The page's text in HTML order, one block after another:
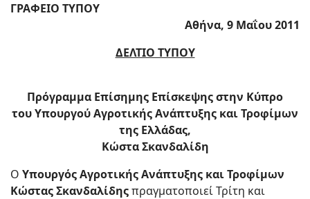
ΓΡΑΦΕΙΟ ΤΥΠΟΥ
Αθήνα, 9 Μαΐου 2011
ΔΕΛΤΙΟ ΤΥΠΟΥ
Πρόγραμμα Επίσημης Επίσκεψης στην Κύπρο
του Υπουργού Αγροτικής Ανάπτυξης και Τροφίμων
της Ελλάδας,
Κώστα Σκανδαλίδη
Ο Υπουργός Αγροτικής Ανάπτυξης και Τροφίμων
Κώστας Σκανδαλίδηςπραγματοποιεί Τρίτη και